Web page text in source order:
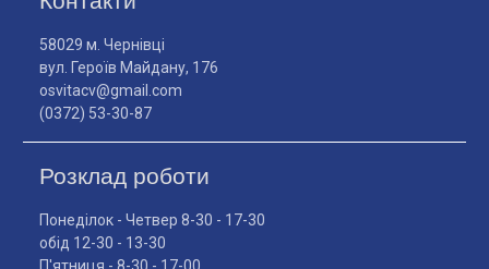
58029 м. Чернівці
вул. Героїв Майдану, 176
osvitacv@gmail.com
(0372) 53-30-87
Розклад роботи
Понеділок - Четвер 8-30 - 17-30
обід 12-30 - 13-30